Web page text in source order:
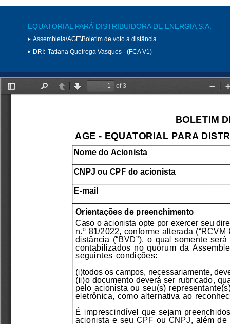
EQUATORIAL PARÁ DISTRIBUIDORA DE ENERGIA S.A.
Assembleia\AGE\Boletim de voto a distância
DRI: Tatiana Queiroga Vasques - (FCA V1)